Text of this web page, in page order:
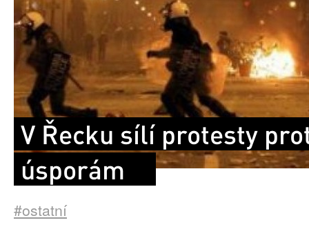
V Řecku sílí protesty
úsporám
#ostatní